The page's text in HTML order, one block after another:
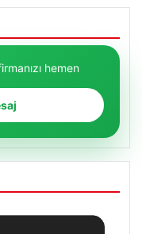
hemen